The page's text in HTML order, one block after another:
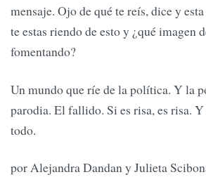
mensaje. Ojo de qué te reís, dice y
te estas riendo de esto y ¿qué imagen
fomentando?
Un mundo que ríe de la política. Y la
parodia. El fallido. Si es risa, es risa.
todo.
por Alejandra Dandan y Julieta